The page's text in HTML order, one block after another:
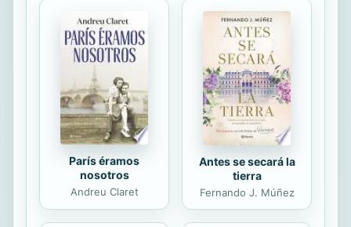
París éramos
nosotros
Andreu Claret
Antes se secará la
tierra
Fernando J. Múñez